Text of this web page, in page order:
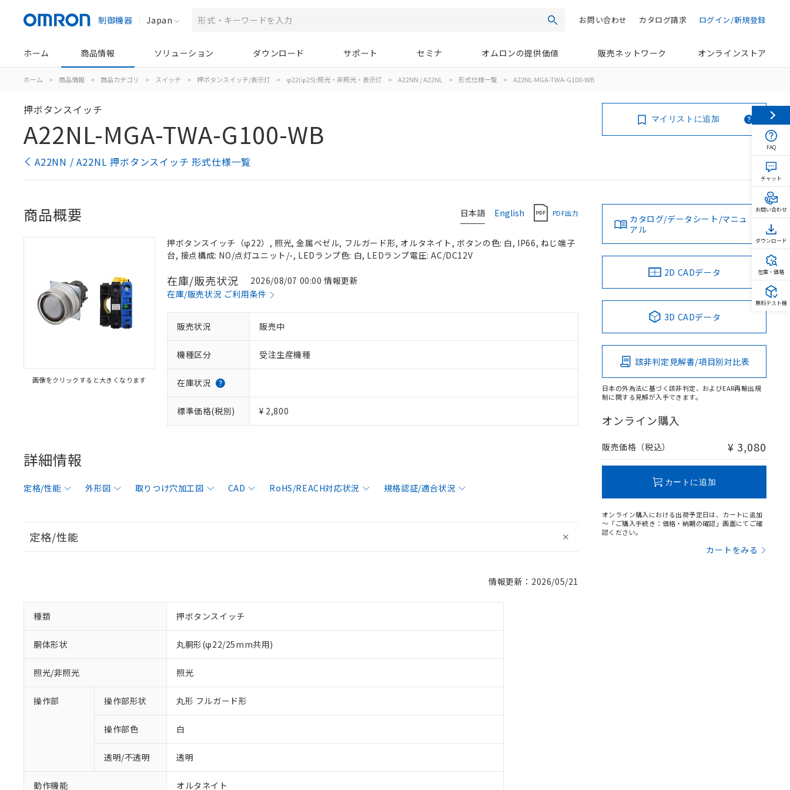
制御機器 Japan 検索 ログイン/新規登録
カタログ請求
お問い合わせ
ホーム 商品情報 ソリューション ダウンロード サポート セミナ オムロンの提供価値 販売ネットワーク オンラインストア
ホーム > 商品情報 > 商品カテゴリ > スイッチ > 押ボタンスイッチ/表示灯 > φ22(φ25):照光・非照光・表示灯 > A22NN / A22NL > 形式仕様一覧 > A22NL-MGA-TWA-G100-WB
押ボタンスイッチ
A22NL-MGA-TWA-G100-WB
A22NN / A22NL 押ボタンスイッチ 形式仕様一覧
マイリストに追加
日本語 English PDF出力
商品概要
画像をクリックすると大きくなります
押ボタンスイッチ（φ22）, 照光, 金属ベゼル, フルガード形, オルタネイト, ボタンの色: 白, IP66, ねじ端子
台, 接点構成: NO/点灯ユニット/-, LEDランプ色: 白, LEDランプ電圧: AC/DC12V
在庫/販売状況
2026/08/07 00:00 情報更新
在庫/販売状況 ご利用条件
販売状況 販売中
機種区分 受注生産機種
在庫状況
標準価格(税別) ¥ 2,800
詳細情報
定格/性能 外形図 取りつけ穴加工図 CAD RoHS/REACH対応状況 規格認証/適合状況
定格/性能
情報更新：2026/05/21
種類 押ボタンスイッチ
胴体形状 丸胴形(φ22/25mm共用)
照光/非照光 照光
操作部 操作部形状 丸形 フルガード形
操作部色 白
透明/不透明 透明
動作機能 オルタネイト
カタログ/データシート/マニュ
アル
2D CADデータ
3D CADデータ
該非判定見解書/項目別対比表
日本の外為法に基づく該非判定、およびEAR再輸出規
制に関する見解が入手できます。
オンライン購入
販売価格（税込） ¥ 3,080
カートに追加
オンライン購入における出荷予定日は、カートに追加
～「ご購入手続き：価格・納期の確認」画面にてご確
認ください。
カートをみる
FAQ
チャット
お問い合わせ
ダウンロード
在庫・価格
無料テスト機